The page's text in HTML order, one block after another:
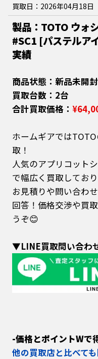
買取日： 2026年04月18日
製品：TOTO ウォ
#SC1 [パステルア
実績
商品状態：新品未開
買取台数：2台
合計買取価格：
ホームギアでは
取！
人気のアプリコット
で幅広く買取してお
お見積りや問い合わ
回答！価格交渉や買
うぞ😊
▼LINE買取問い合わ
-価格とポイントWで
他の買取店と比べて